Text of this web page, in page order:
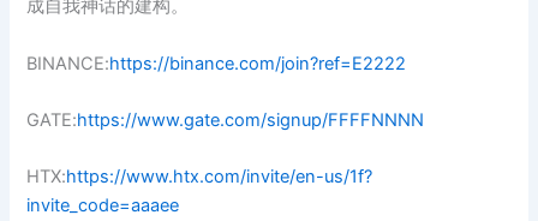
成自我神话的建构。
BINANCE:https://binance.com/join?ref=E2222
GATE:https://www.gate.com/signup/FFFFNNNN
HTX:https://www.htx.com/invite/en-us/1f?
invite_code=aaaee